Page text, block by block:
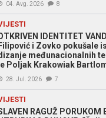
04. Avg. 2026 8
IDENTITET
i Zovko pokušale
međunacionalnih
Poljak Krakowiak
28. Jul. 2026 7
RAGUŽ PORUKOM